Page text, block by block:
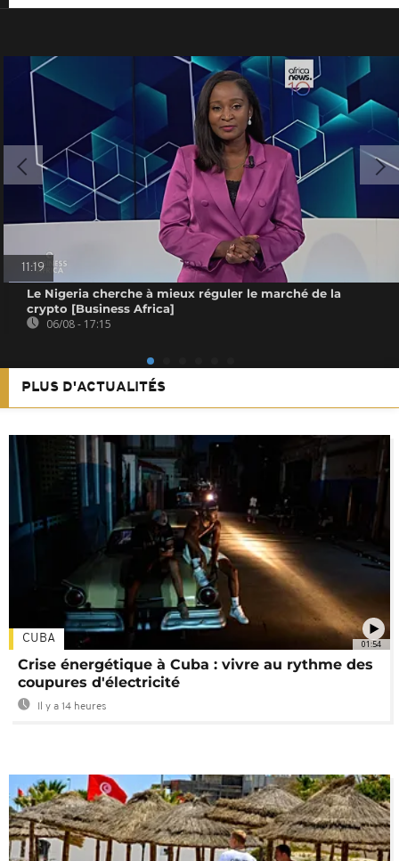
11:19
Le Nigeria cherche à mieux réguler le marché de la
crypto [Business Africa]
06/08 - 17:15
PLUS D'ACTUALITÉS
01:54
CUBA
Crise énergétique à Cuba : vivre au rythme des
coupures d'électricité
Il y a 14 heures